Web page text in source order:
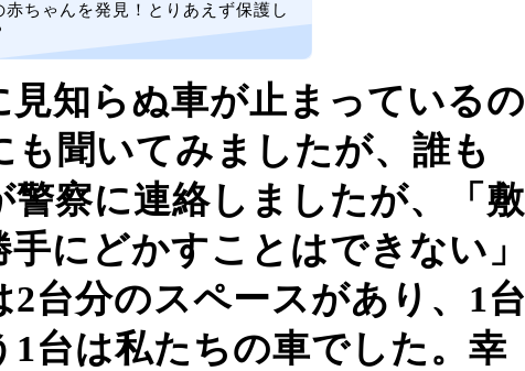
ちゃんを発見！とりあえず保護し
知らぬ車が止まっているの
聞いてみましたが、誰も
察に連絡しましたが、「敷
にどかすことはできない」
台分のスペースがあり、1台
台は私たちの車でした。幸